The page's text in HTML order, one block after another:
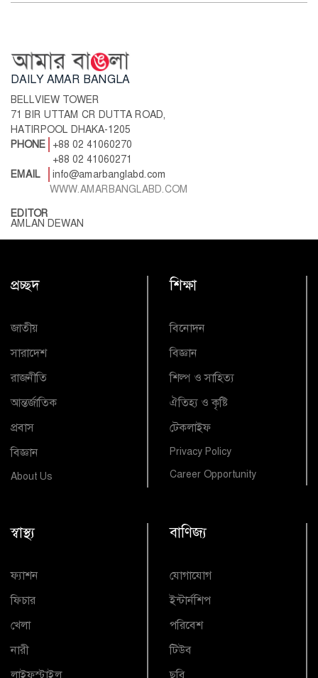
DAILY AMAR BANGLA
BELLVIEW TOWER
71 BIR UTTAM CR DUTTA ROAD,
HATIRPOOL DHAKA-1205
PHONE
+88 02 41060270
+88 02 41060271
EMAIL
info@amarbanglabd.com
WWW.AMARBANGLABD.COM
EDITOR
AMLAN DEWAN
প্রচ্ছদ
জাতীয়
সারাদেশ
রাজনীতি
আন্তর্জাতিক
প্রবাস
বিজ্ঞান
About Us
শিক্ষা
বিনোদন
বিজ্ঞান
শিল্প ও সাহিত্য
ঐতিহ্য ও কৃষ্টি
টেকলাইফ
Privacy Policy
Career Opportunity
স্বাস্থ্য
ফ্যাশন
ফিচার
খেলা
নারী
লাইফস্টাইল
বাণিজ্য
যোগাযোগ
ইন্টার্নশিপ
পরিবেশ
টিউব
ছবি